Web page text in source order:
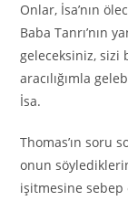
Onlar, İsa’nın
Baba Tanrı’nın
geleceksiniz, sizi
aracılığımla
İsa.
Thomas’ın soru
onun
işitmesine sebep